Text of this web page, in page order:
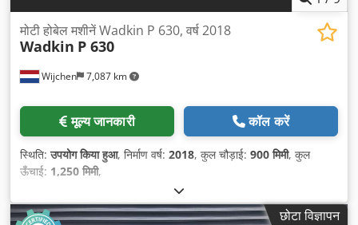
Wijchen 7,087 km
मोटी होबेल मशीनें Wadkin P 630, वर्ष 2018
Wadkin P 630
मूल्य जानकारी कॉल करें
स्थिति:उपयोग किया हुआ, निर्माण वर्ष: 2018, कुल चौड़ाई: 900 मिमी, कुल
ऊँचाई: 1,250 मिमी,
छोटा विज्ञापन